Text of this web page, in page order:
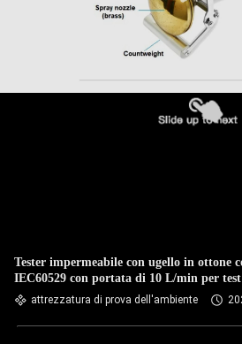
Tester impermeabile con ugello in ottone
IEC60529 con portata di 10 L/min per
attrezzatura di prova dell'ambiente